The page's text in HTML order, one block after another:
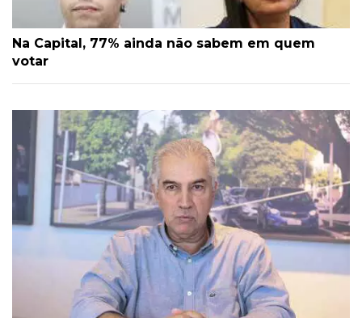
Na Capital, 77% ainda não sabem em quem
votar